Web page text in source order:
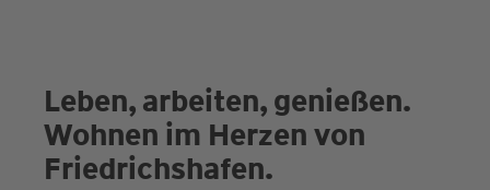
Leben, arbeiten, genießen.
Wohnen im Herzen von
Friedrichshafen.